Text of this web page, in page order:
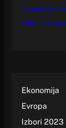
Urednička
Politika
Ekonomija
Evropa
Izbori 2023